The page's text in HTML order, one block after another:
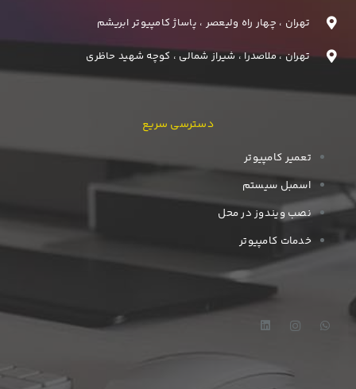
تهران ، چهار راه ولیعصر ، پاساژ کامپیوتر ابریشم
تهران ، ملاصدرا ، شیراز شمالی ، کوچه شهید حاظری
دسترسی سریع
تعمیر کامپیوتر
اسمبل سیستم
نصب ویندوز در محل
خدمات کامپیوتر